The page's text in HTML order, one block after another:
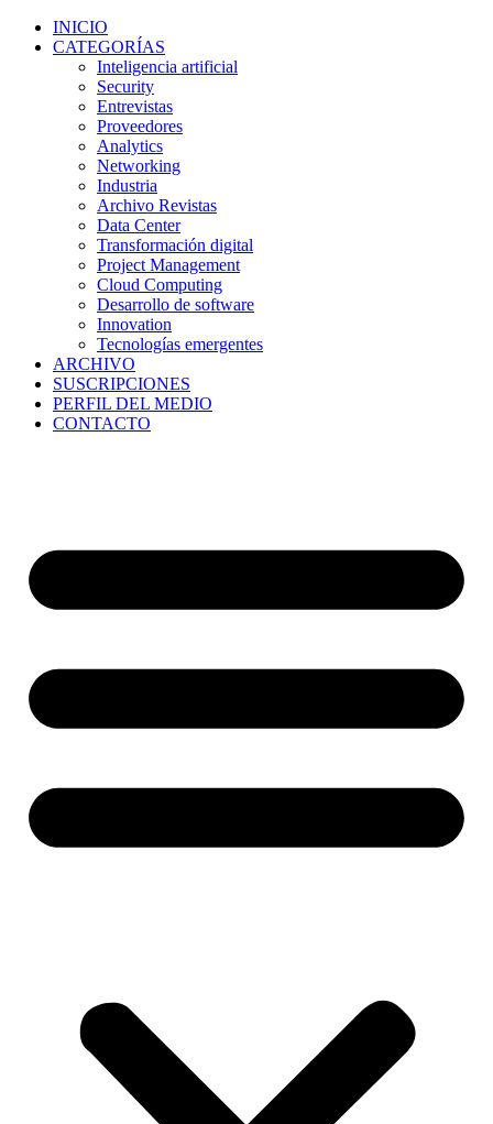
INICIO
CATEGORÍAS
Inteligencia artificial
Security
Entrevistas
Proveedores
Analytics
Networking
Industria
Archivo Revistas
Data Center
Transformación digital
Project Management
Cloud Computing
Desarrollo de software
Innovation
Tecnologías emergentes
ARCHIVO
SUSCRIPCIONES
PERFIL DEL MEDIO
CONTACTO